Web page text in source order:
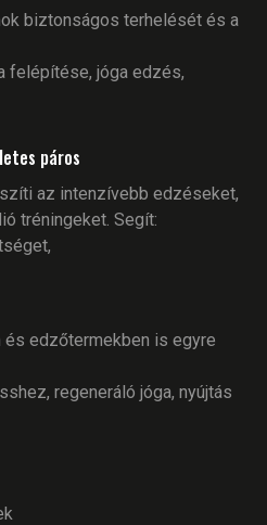
biztonságos terhelését és a
felépítése, jóga edzés,
páros
az intenzívebb edzéseket,
tréningeket. Segít:
edzőtermekben is egyre
regeneráló jóga, nyújtás